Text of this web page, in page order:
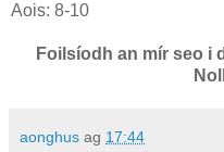
Aois: 8-10
Foilsíodh an mír seo i
aonghus ag 17:44